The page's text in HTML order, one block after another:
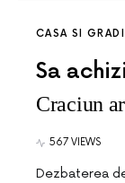
CASA SI
Sa
Craciun
567 VIEWS
Dezbaterea